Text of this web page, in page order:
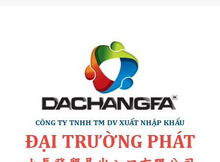
CÔNG TY TNHH TM DV XUẤT NHẬP KHẨU
ĐẠI TRƯỜNG PHÁT